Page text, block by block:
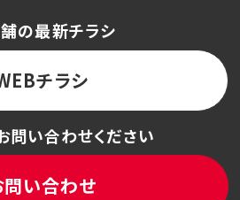
の最新チラシ
チラシ
問い合わせください
問い合わせ